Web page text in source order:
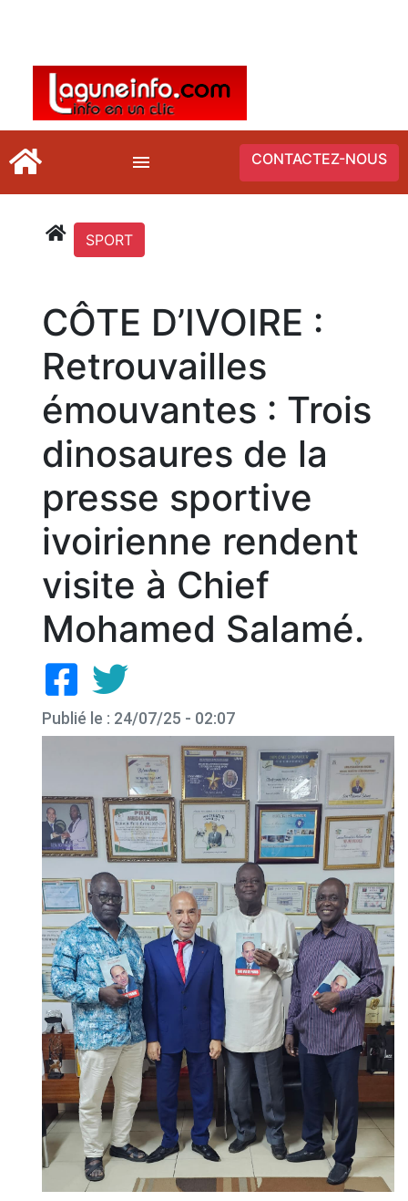
CONTACTEZ-NOUS
SPORT
CÔTE D’IVOIRE :
Retrouvailles
émouvantes : Trois
dinosaures de la
presse sportive
ivoirienne rendent
visite à Chief
Mohamed Salamé.
Publié le : 24/07/25 - 02:07